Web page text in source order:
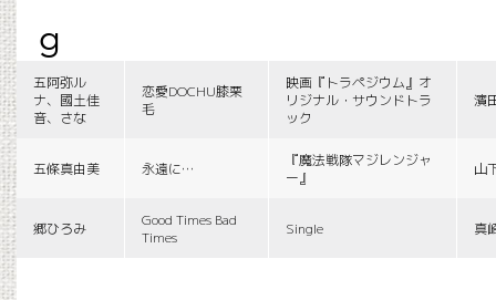
g
五阿弥ル
ナ、國土佳
音、さな
恋愛DOCHU膝栗
毛
映画『トラペジウム』オ
リジナル・サウンドトラ
ック
濱
五條真由美 永遠に…
『魔法戦隊マジレンジャ
ー』
山
郷ひろみ
Good Times Bad
Times
Single 真